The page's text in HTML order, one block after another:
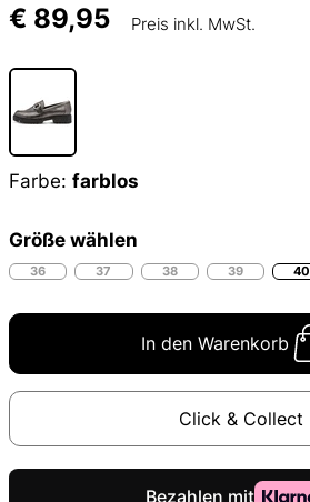
€ 89,95 Preis inkl. MwSt.
Farbe: farblos
Größe wählen
36 37 38 39 40
In den Warenkorb
Click & Collect